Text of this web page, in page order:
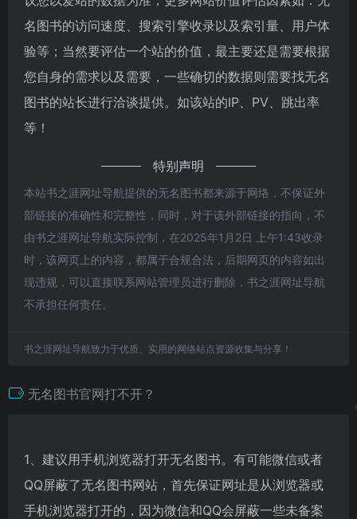
名图书的访问速度、搜索引擎收录以及索引量、用户体
验等；当然要评估一个站的价值，最主要还是需要根据
您自身的需求以及需要，一些确切的数据则需要找无名
图书的站长进行洽谈提供。如该站的IP、PV、跳出率
等！
特别声明
本站书之涯网址导航提供的无名图书都来源于网络，不保证外
部链接的准确性和完整性，同时，对于该外部链接的指向，不
由书之涯网址导航实际控制，在2025年1月2日 上午1:43收录
时，该网页上的内容，都属于合规合法，后期网页的内容如出
现违规，可以直接联系网站管理员进行删除，书之涯网址导航
不承担任何责任。
书之涯网址导航致力于优质、实用的网络站点资源收集与分享！
无名图书官网打不开？
1、建议用手机浏览器打开无名图书。有可能微信或者
QQ屏蔽了无名图书网站，首先保证网址是从浏览器或
手机浏览器打开的，因为微信和QQ会屏蔽一些未备案